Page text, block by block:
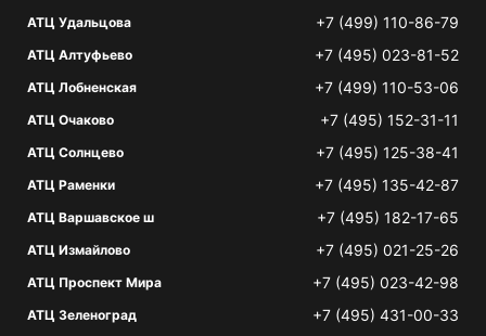
АТЦ Удальцова +7 (499) 110-86-79
АТЦ Алтуфьево +7 (495) 023-81-52
АТЦ Лобненская +7 (499) 110-53-06
АТЦ Очаково +7 (495) 152-31-11
АТЦ Солнцево +7 (495) 125-38-41
АТЦ Раменки +7 (495) 135-42-87
АТЦ Варшавское ш +7 (495) 182-17-65
АТЦ Измайлово +7 (495) 021-25-26
АТЦ Проспект Мира +7 (495) 023-42-98
АТЦ Зеленоград +7 (495) 431-00-33